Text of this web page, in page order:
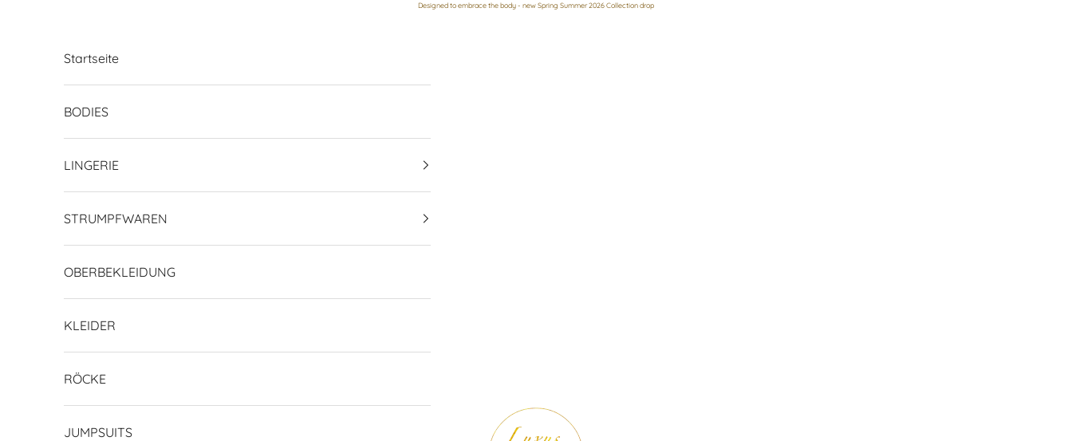
Designed to embrace the body - new Spring Summer 2026 Collection drop
Luxus loves Lingerie
Startseite
BODIES
LINGERIE
STRUMPFWAREN
OBERBEKLEIDUNG
KLEIDER
RÖCKE
JUMPSUITS